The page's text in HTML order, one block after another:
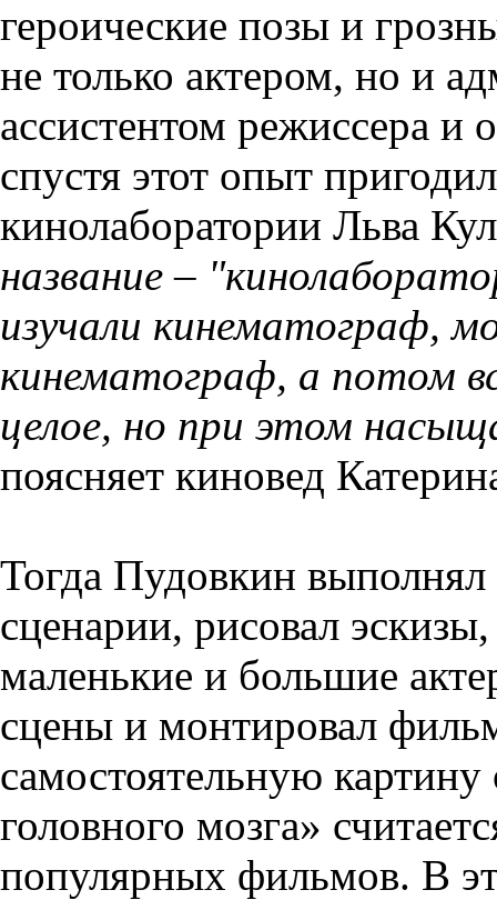
героические позы и
не только актером, но и
ассистентом режиссера и
спустя этот опыт
кинолаборатории Льва
название –
изучали кинематограф,
кинематограф, а потом
целое, но при этом
поясняет киновед
Тогда Пудовкин
сценарии, рисовал
маленькие и большие
сцены и монтировал
самостоятельную
головного мозга»
популярных фильмов. В